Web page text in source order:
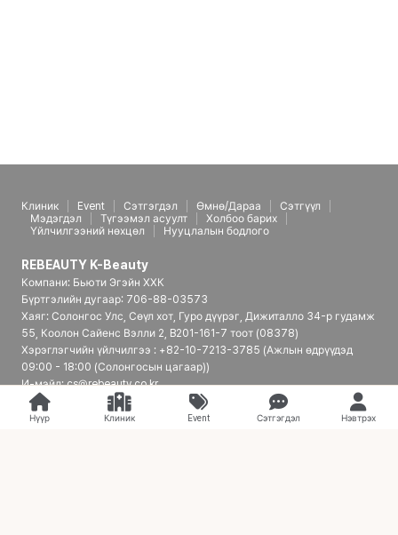
Клиник Event Сэтгэгдэл Өмнө/Дараа
Сэтгүүл
Мэдэгдэл
Түгээмэл асуулт
Холбоо барих
Үйлчилгээний нөхцөл
Нууцлалын бодлого
REBEAUTY K-Beauty
Компани: Бьюти Эгэйн ХХК
Бүртгэлийн дугаар: 706-88-03573
Хаяг: Солонгос Улс, Сөүл хот, Гуро дүүрэг, Дижиталло 34-р гудамж
55, Коолон Сайенс Вэлли 2, B201-161-7 тоот (08378)
Хэрэглэгчийн үйлчилгээ : +82-10-7213-3785 (Ажлын өдрүүдэд
09:00 - 18:00 (Солонгосын цагаар))
И-мэйл: cs@rebeauty.co.kr
REBEAUTY K-Beauty | Япон үйлчлүүлэгчдэд зориулсан Солонгосын
гоо сайхны эмнэлгийн платформ
Нүүр Клиник Event Сэтгэгдэл Нэвтрэх